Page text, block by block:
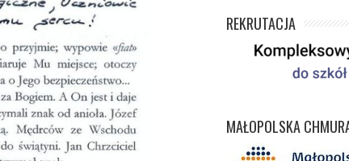
REKRUTACJA
MAŁOPOLSKA